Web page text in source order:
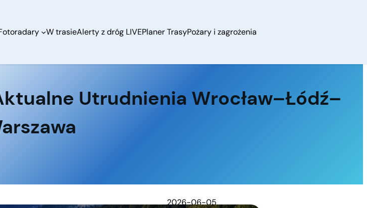
W trasieAlerty z dróg LIVEPlaner TrasyPożary i zagrożenia
Utrudnienia Wrocław–Łódź–
2026-06-05